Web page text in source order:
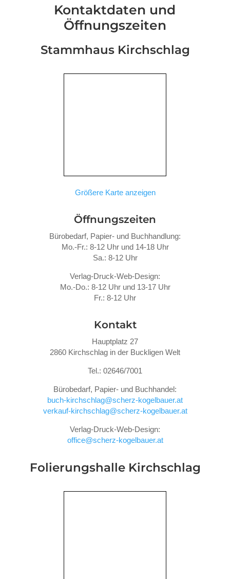
Kontaktdaten und
Öffnungszeiten
Stammhaus Kirchschlag
Größere Karte anzeigen
Öffnungszeiten
Bürobedarf, Papier- und Buchhandlung:
Mo.-Fr.: 8-12 Uhr und 14-18 Uhr
Sa.: 8-12 Uhr
Verlag-Druck-Web-Design:
Mo.-Do.: 8-12 Uhr und 13-17 Uhr
Fr.: 8-12 Uhr
Kontakt
Hauptplatz 27
2860 Kirchschlag in der Buckligen Welt
Tel.: 02646/7001
Bürobedarf, Papier- und Buchhandel:
buch-kirchschlag@scherz-kogelbauer.at
verkauf-kirchschlag@scherz-kogelbauer.at
Verlag-Druck-Web-Design:
office@scherz-kogelbauer.at
Folierungshalle Kirchschlag